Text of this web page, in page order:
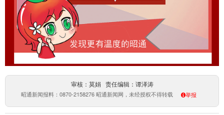
审核：莫娟 责任编辑：谭泽涛
昭通新闻报料：0870-2158276 昭通新闻网，未经授权不得转载 举报